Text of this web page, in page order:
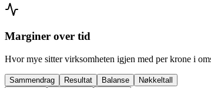
Marginer over tid
Hvor mye sitter virksomheten igjen med per krone i
Sammendrag Resultat Balanse
Nøkkeltall